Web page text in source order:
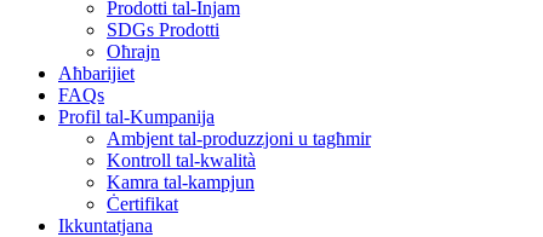
Prodotti tal-Injam
SDGs Prodotti
Oħrajn
Aħbarijiet
FAQs
Profil tal-Kumpanija
Ambjent tal-produzzjoni u tagħmir
Kontroll tal-kwalità
Kamra tal-kampjun
Ċertifikat
Ikkuntatjana